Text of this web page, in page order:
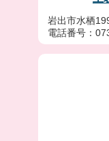
岩出市水栖
電話番号：